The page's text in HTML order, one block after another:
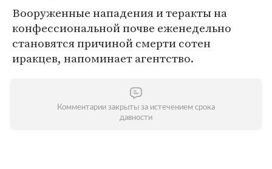
Вооруженные нападения и теракты на
конфессиональной почве еженедельно
становятся причиной смерти сотен
иракцев, напоминает агентство.
Комментарии закрыты за истечением срока
давности